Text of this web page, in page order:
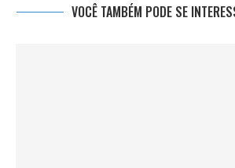
VOCÊ TAMBÉM PODE SE